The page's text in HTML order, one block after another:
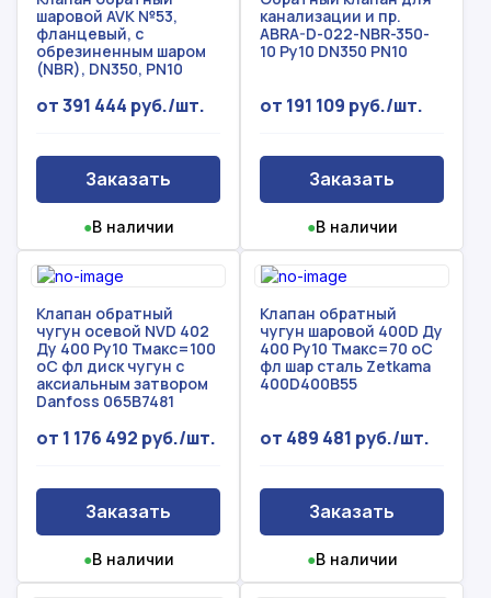
шаровой AVK №53,
фланцевый, с
обрезиненным шаром
(NBR), DN350, PN10
от 391 444 руб./шт.
Заказать
●В наличии
канализации и пр.
ABRA-D-022-NBR-350-
10 Ру10 DN350 PN10
от 191 109 руб./шт.
Заказать
●В наличии
Клапан обратный
чугун осевой NVD 402
Ду 400 Ру10 Тмакс=100
оС фл диск чугун с
аксиальным затвором
Danfoss 065B7481
от 1 176 492 руб./шт.
Заказать
●В наличии
Клапан обратный
чугун шаровой 400D Ду
400 Ру10 Тмакс=70 оС
фл шар сталь Zetkama
400D400B55
от 489 481 руб./шт.
Заказать
●В наличии